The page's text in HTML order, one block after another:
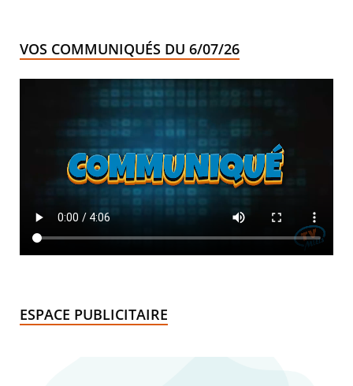
VOS COMMUNIQUÉS DU 6/07/26
ESPACE PUBLICITAIRE